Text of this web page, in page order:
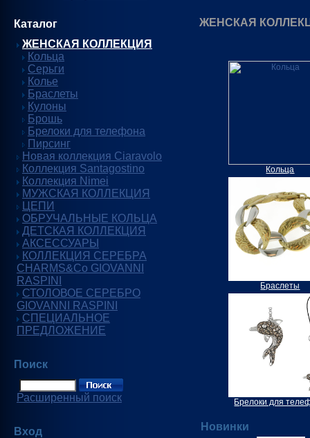
Каталог
ЖЕНСКАЯ КОЛЛЕКЦИЯ
Кольца
Серьги
Колье
Браслеты
Кулоны
Брошь
Брелоки для телефона
Пирсинг
Новая коллекция Ciaravolo
Коллекция Santagostino
Коллекция Nimei
МУЖСКАЯ КОЛЛЕКЦИЯ
ЦЕПИ
ОБРУЧАЛЬНЫЕ КОЛЬЦА
ДЕТСКАЯ КОЛЛЕКЦИЯ
АКСЕССУАРЫ
КОЛЛЕКЦИЯ СЕРЕБРА
CHARMS&Co GIOVANNI
RASPINI
СТОЛОВОЕ СЕРЕБРО
GIOVANNI RASPINI
СПЕЦИАЛЬНОЕ
ПРЕДЛОЖЕНИЕ
Поиск
Расширенный поиск
Вход
ЖЕНСКАЯ
Кольца
Браслеты
Брелоки для
Новинки